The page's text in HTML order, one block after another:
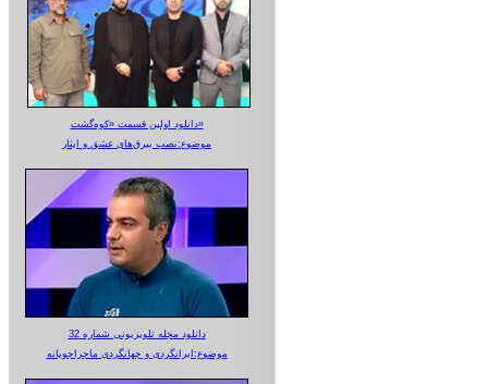
دانلود اولین قسمت «کوه‌گشت»
موضوع:نصب بیرق‌های عشق و ایثار
دانلود مجله تلویزیونی شماره 32
موضوع:ایرانگردی و جهانگردی ماجراجویانه